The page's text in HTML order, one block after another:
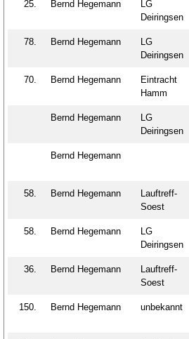
25. Bernd Hegemann
LG
Deiringsen
78. Bernd Hegemann
LG
Deiringsen
70. Bernd Hegemann
Eintracht
Hamm
Bernd Hegemann
LG
Deiringsen
Bernd Hegemann
58. Bernd Hegemann
Lauftreff-
Soest
58. Bernd Hegemann
LG
Deiringsen
36. Bernd Hegemann
Lauftreff-
Soest
150. Bernd Hegemann unbekannt